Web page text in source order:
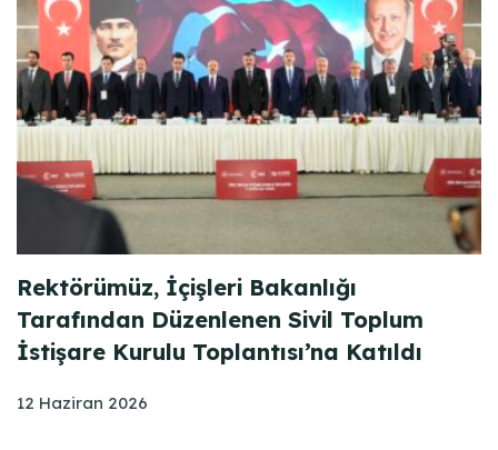
Rektörümüz, İçişleri Bakanlığı
Tarafından Düzenlenen Sivil Toplum
İstişare Kurulu Toplantısı’na Katıldı
12 Haziran 2026